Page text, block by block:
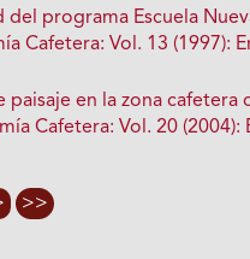
del programa Escuela
Cafetera: Vol. 13 (1997):
paisaje en la zona cafetera
Cafetera: Vol. 20 (2004):
>>